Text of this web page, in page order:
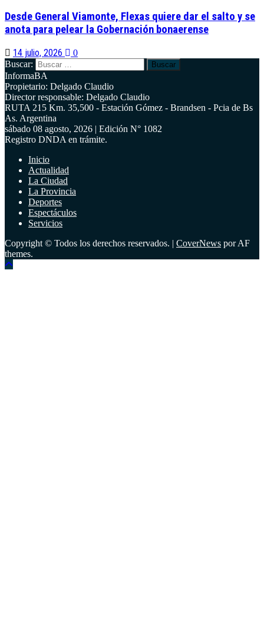
Desde General Viamonte, Flexas quiere dar el salto y se
anota para pelear la Gobernación bonaerense
14 julio, 2026
0
Buscar:
InformaBA
Propietario: Delgado Claudio
Director responsable: Delgado Claudio
RUTA 215 Km. 35,500 - Estación Gómez - Brandsen - Pcia de Bs
As. Argentina
sábado 08 agosto, 2026 | Edición N° 1082
Registro DNDA en trámite.
Inicio
Actualidad
La Ciudad
La Provincia
Deportes
Espectáculos
Servicios
Copyright © Todos los derechos reservados. | CoverNews por AF
themes.